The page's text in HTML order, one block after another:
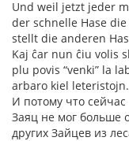
Und weil jetzt jeder
der schnelle Hase
stellt die anderen
Kaj ĉar nun ĉiu volis
plu povis “venki” la
arbaro kiel leteristojn.
И потому что
Заяц не мог больше
других Зайцев из